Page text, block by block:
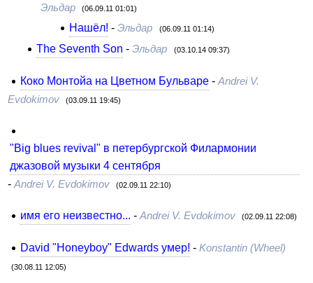
Эльдар (06.09.11 01:01)
Нашёл! - Эльдар (06.09.11 01:14)
The Seventh Son -Эльдар (03.10.14 09:37)
Коко Монтойа на Цветном Бульваре- Andrei V.
Evdokimov
(03.09.11 19:45)
"Big blues revival" в петербургской Филармонии
джазовой музыки 4 сентября
- Andrei V. Evdokimov (02.09.11 22:10)
имя его неизвестно... - Andrei V. Evdokimov (02.09.11 22:08)
David "Honeyboy" Edwards умер! - Konstantin (Wheel)
(30.08.11 12:05)